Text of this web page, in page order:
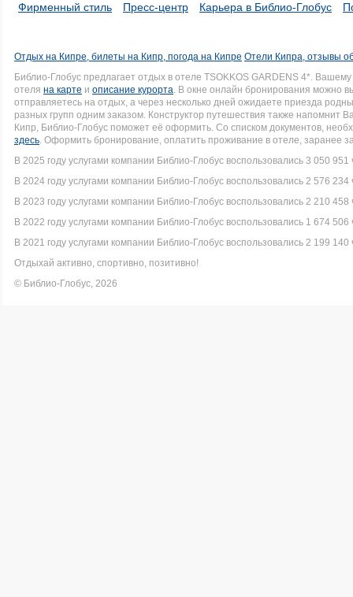
Фирменный стиль Пресс-центр Карьера в Библио-Глобус
Отдых на Кипре, билеты на Кипр, погода на Кипре Отели Кипра, отзывы
Библио-Глобус предлагает отдых в отеле TSOKKOS GARDENS 4*.
отеля на карте и описание курорта. В окне онлайн бронирования можно
отправляетесь на отдых, а через несколько дней ожидаете приезда
разных групп одним заказом. Конструктор путешествия также напомнит
Кипр, Библио-Глобус поможет её оформить. Со списком документов,
здесь. Оформить бронирование, оплатить проживание в отеле, заранее
В 2025 году услугами компании Библио-Глобус воспользовались 3 050 951
В 2024 году услугами компании Библио-Глобус воспользовались 2 576 234
В 2023 году услугами компании Библио-Глобус воспользовались 2 210 458
В 2022 году услугами компании Библио-Глобус воспользовались 1 674 506
В 2021 году услугами компании Библио-Глобус воспользовались 2 199 140
Отдыхай активно, спортивно, позитивно!
© Библио-Глобус, 2026